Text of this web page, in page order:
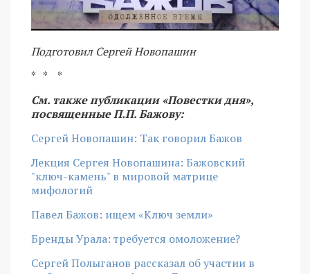
Подготовил Сергей Новопашин
* * *
См. также публикации «Повестки дня»,
посвященные П.П. Бажову:
Сергей Новопашин: Так говорил Бажов
Лекция Сергея Новопашина: Бажовский
"ключ-камень" в мировой матрице
мифологий
Павел Бажов: ищем «Ключ земли»
Бренды Урала: требуется омоложение?
Сергей Полыганов рассказал об участии в